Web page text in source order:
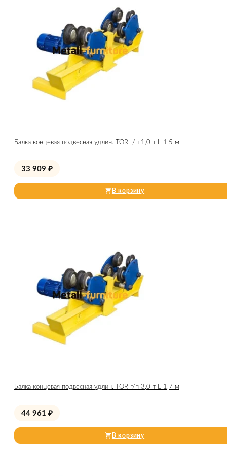
Балка концевая подвесная удлин. TOR г/п 1,0 т L 1,5 м
33 909 ₽
В корзину
Балка концевая подвесная удлин. TOR г/п 3,0 т L 1,7 м
44 961 ₽
В корзину